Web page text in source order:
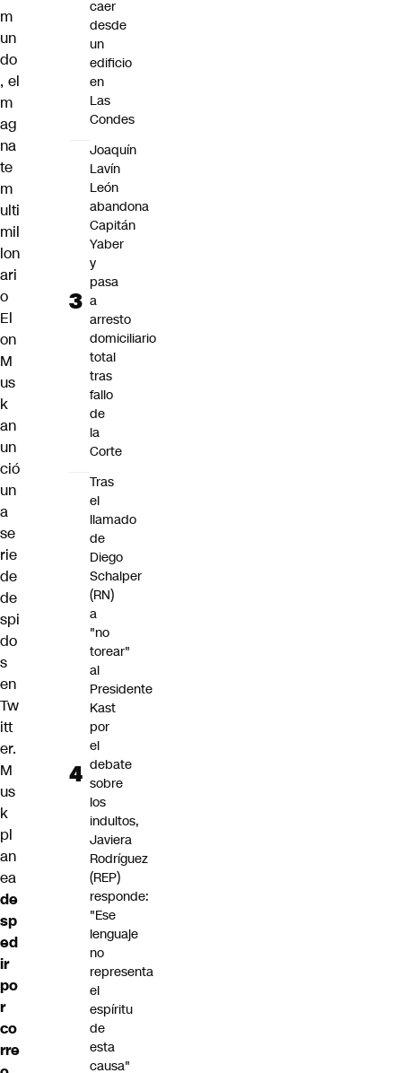
m
un
do
, el
m
ag
na
te
m
ulti
mil
lon
ari
o
El
on
M
us
k
an
un
ció
un
a
se
rie
de
de
spi
do
s
en
Tw
itt
er.
M
us
k
pl
an
ea
de
sp
ed
ir
po
r
co
rre
caer
desde
un
edificio
en
Las
Condes
Joaquín
Lavín
León
abandona
Capitán
Yaber
y
pasa
a
arresto
domiciliario
total
tras
fallo
de
la
Corte
Tras
el
llamado
de
Diego
Schalper
(RN)
a
"no
torear"
al
Presidente
Kast
por
el
debate
sobre
los
indultos,
Javiera
Rodríguez
(REP)
responde:
"Ese
lenguaje
no
representa
el
espíritu
de
esta
causa"